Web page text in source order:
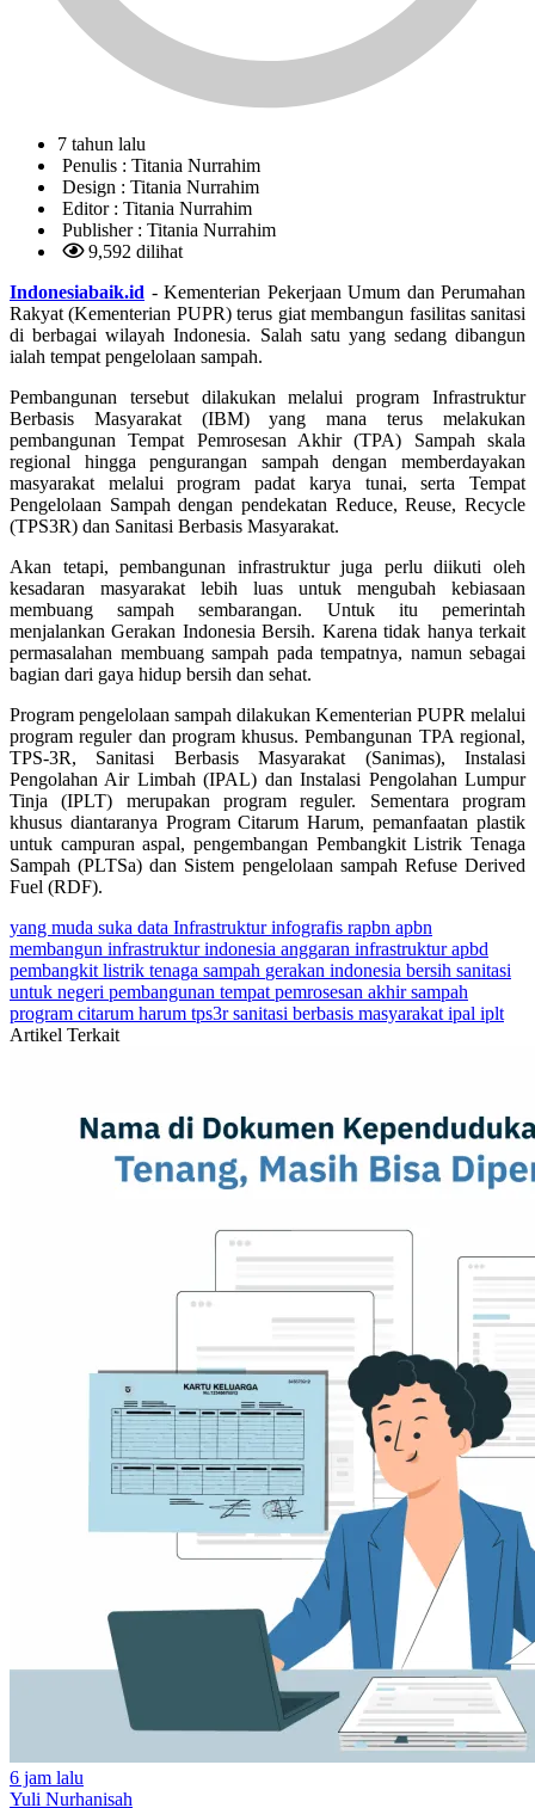
7 tahun lalu
Penulis : Titania Nurrahim
Design : Titania Nurrahim
Editor : Titania Nurrahim
Publisher : Titania Nurrahim
9,592 dilihat
Indonesiabaik.id - Kementerian Pekerjaan Umum dan Perumahan
Rakyat (Kementerian PUPR) terus giat membangun fasilitas sanitasi
di berbagai wilayah Indonesia. Salah satu yang sedang dibangun
ialah tempat pengelolaan sampah.
Pembangunan tersebut dilakukan melalui program Infrastruktur
Berbasis Masyarakat (IBM) yang mana terus melakukan
pembangunan Tempat Pemrosesan Akhir (TPA) Sampah skala
regional hingga pengurangan sampah dengan memberdayakan
masyarakat melalui program padat karya tunai, serta Tempat
Pengelolaan Sampah dengan pendekatan Reduce, Reuse, Recycle
(TPS3R) dan Sanitasi Berbasis Masyarakat.
Akan tetapi, pembangunan infrastruktur juga perlu diikuti oleh
kesadaran masyarakat lebih luas untuk mengubah kebiasaan
membuang sampah sembarangan. Untuk itu pemerintah
menjalankan Gerakan Indonesia Bersih. Karena tidak hanya terkait
permasalahan membuang sampah pada tempatnya, namun sebagai
bagian dari gaya hidup bersih dan sehat.
Program pengelolaan sampah dilakukan Kementerian PUPR melalui
program reguler dan program khusus. Pembangunan TPA regional,
TPS-3R, Sanitasi Berbasis Masyarakat (Sanimas), Instalasi
Pengolahan Air Limbah (IPAL) dan Instalasi Pengolahan Lumpur
Tinja (IPLT) merupakan program reguler. Sementara program
khusus diantaranya Program Citarum Harum, pemanfaatan plastik
untuk campuran aspal, pengembangan Pembangkit Listrik Tenaga
Sampah (PLTSa) dan Sistem pengelolaan sampah Refuse Derived
Fuel (RDF).
yang muda suka data Infrastrukturinfografis rapbn apbn
membangun infrastruktur indonesia anggaran infrastrukturapbd
pembangkit listrik tenaga sampah gerakan indonesia bersih sanitasi
untuk negeri pembangunan tempat pemrosesan akhir sampah
program citarum harum tps3rsanitasi berbasis masyarakat ipal iplt
Artikel Terkait
6 jam lalu
Yuli Nurhanisah